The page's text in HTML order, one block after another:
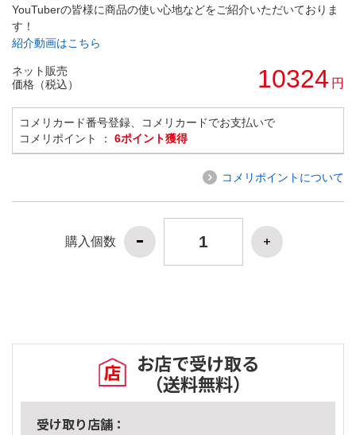
YouTuberの皆様に商品の使い心地などをご紹介いただいておりま
す！
紹介動画はこちら
ネット販売
価格（税込）
10324 円
コメリカード番号登録、コメリカードでお支払いで
コメリポイント ： 6ポイント獲得
コメリポイントについて
購入個数
お店で受け取る
（送料無料）
受け取り店舗：